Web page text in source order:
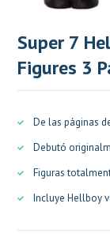
Super 7
Figures 3
De las páginas
Debutó
Figuras
Incluye Hellboy